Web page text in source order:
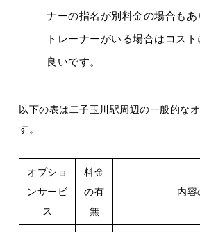
ナーの指名が別料金の場合も
トレーナーがいる場合はコス
良いです。
以下の表は二子玉川駅周辺の一般的な
す。
オプショ
ンサービ
ス
料金
の有
無
内容